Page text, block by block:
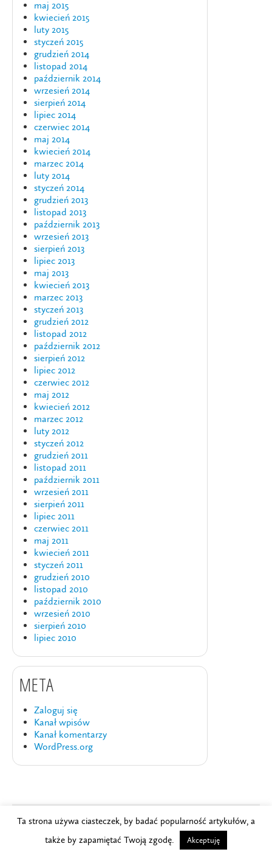
maj 2015
kwiecień 2015
luty 2015
styczeń 2015
grudzień 2014
listopad 2014
październik 2014
wrzesień 2014
sierpień 2014
lipiec 2014
czerwiec 2014
maj 2014
kwiecień 2014
marzec 2014
luty 2014
styczeń 2014
grudzień 2013
listopad 2013
październik 2013
wrzesień 2013
sierpień 2013
lipiec 2013
maj 2013
kwiecień 2013
marzec 2013
styczeń 2013
grudzień 2012
listopad 2012
październik 2012
sierpień 2012
lipiec 2012
czerwiec 2012
maj 2012
kwiecień 2012
marzec 2012
luty 2012
styczeń 2012
grudzień 2011
listopad 2011
październik 2011
wrzesień 2011
sierpień 2011
lipiec 2011
czerwiec 2011
maj 2011
kwiecień 2011
styczeń 2011
grudzień 2010
listopad 2010
październik 2010
wrzesień 2010
sierpień 2010
lipiec 2010
META
Zaloguj się
Kanał wpisów
Kanał komentarzy
WordPress.org
Copyright © 2024Szkoła Brydża PZBS.
Powered byWordPressand Studio Multimedialne ljasinski.pl
Ta strona używa ciasteczek, by badać popularność artykułów, a
także by zapamiętać Twoją zgodę.
Akceptuję